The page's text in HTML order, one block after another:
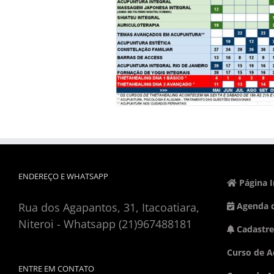
ENDEREÇO E WHATSAPP
Rua dos Agapantos, 31, Itacoatiara,
Niteroi - Whatsapp (21)967488181
ENTRE EM CONTATO
Página
Agenda
Curso de